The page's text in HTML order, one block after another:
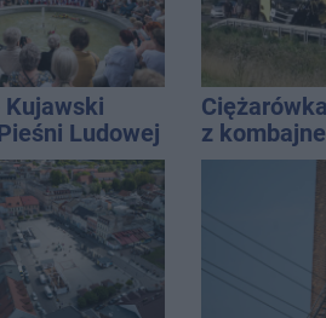
Kujawski
Ludowej
z
miejscu